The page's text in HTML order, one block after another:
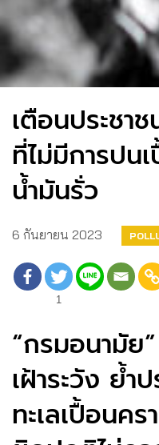
เตือนประชาช
ที่ไม่มีการปน
น้ำมันรั่ว
6 กันยายน 2023
1
“กรมอนามั
เฝ้าระวัง ย้ำ
ทะเลเปื้อนค